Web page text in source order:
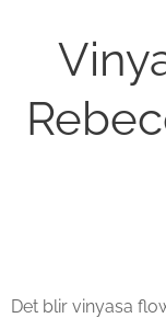
Det blir vinyasa